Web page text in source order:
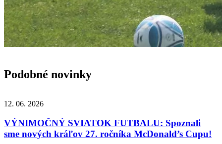
Podobné novinky
12. 06. 2026
VÝNIMOČNÝ SVIATOK FUTBALU: Spoznali
sme nových kráľov 27. ročníka McDonald’s Cupu!